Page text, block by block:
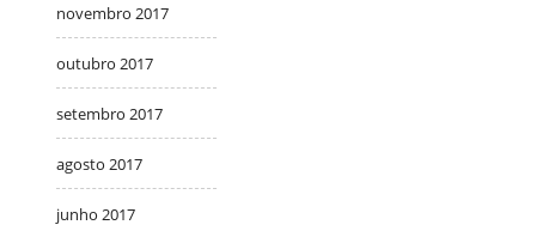
novembro 2017
outubro 2017
setembro 2017
agosto 2017
junho 2017